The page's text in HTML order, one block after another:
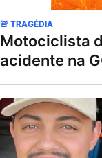
🚨 TRAGÉDIA
Motociclista
acidente na